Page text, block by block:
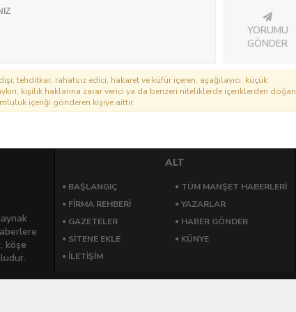
YORUMU
GÖNDER
tehditkar, rahatsız edici, hakaret ve küfür içeren, aşağılayıcı, küçük
kişilik haklarına zarar verici ya da benzeri niteliklerde içeriklerden doğan
içeriği gönderen kişiye aittir.
köşe
ALT
BAŞLANGIÇ
TÜM MANŞET HABERLERİ
FİRMA REHBERİ
YAZARLAR
GAZETELER
HABER GÖNDER
SİTENE EKLE
KÜNYE
İLETİŞİM